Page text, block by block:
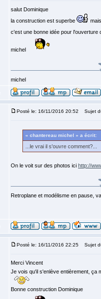
salut Dominique
la construction est superbe
c'est une bonne idée pour
michel
michel
Posté le: 16/11/2016 20:52 Sujet
« chantereau michel » a écrit:
...le vrai il s'ouvre comment?...
On le voit sur des photos ici http://
Retroplane et modélisme en pause,
Posté le: 16/11/2016 22:25 Sujet
Merci Vincent
Je vois qu'il s'enlève entièrement, ça
Bonne construction Dominique